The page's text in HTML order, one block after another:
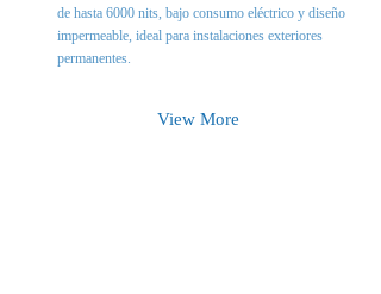
de hasta 6000 nits, bajo consumo eléctrico y diseño
impermeable, ideal para instalaciones exteriores
permanentes.
View More